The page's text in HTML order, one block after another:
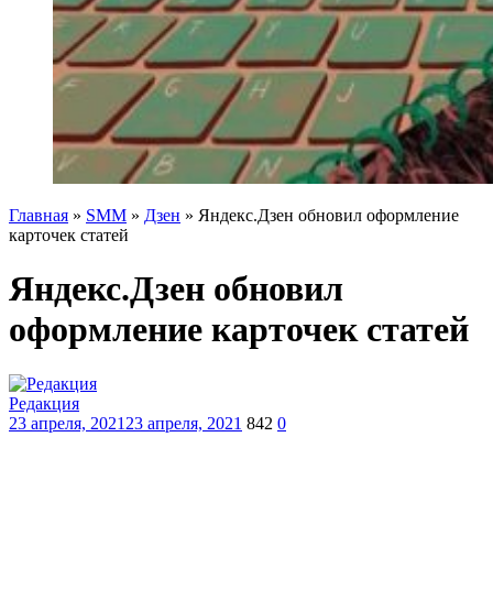
Главная » SMM » Дзен » Яндекс.Дзен обновил оформление
карточек статей
Яндекс.Дзен обновил
оформление карточек статей
Редакция
23 апреля, 2021 23 апреля, 2021 842 0